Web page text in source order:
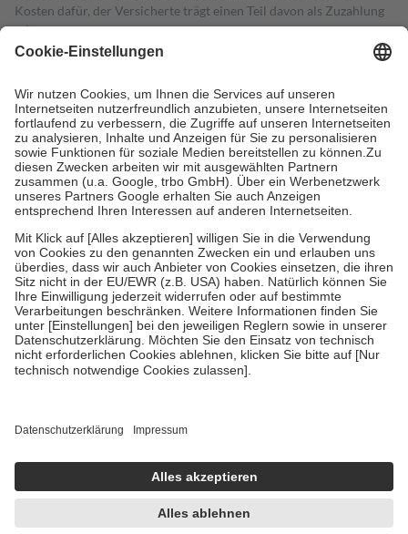
Kosten dafür, der Versicherte trägt einen Teil davon als Zuzahlung
mit.
Grundsätzlich leisten Mitglieder Zuzahlungen in Höhe von zehn
höchstens zehn Euro.
Es sind jedoch nie mehr als die tatsächlichen
Kosten der Leistung zu entrichten.
Diese Regeln gelten grundsätzlich auch für Online-Apotheken.
Bei Heilmitteln und häuslicher Krankenpflege beträgt die
Zuzahlung zehn Prozent der Kosten sowie zehn Euro je
Verordnung.
Um das Engagement der Versicherten für ihre eigene Gesundheit zu
stärken und die besondere Stellung der Familie zu unterstützen,
fallenkeine Zuzahlungenan bei:
• Kindern und Jugendlichen bis zum vollendeten 18. Lebensjahr
mit Ausnahme der Fahrkosten
• Untersuchungen zur Vorsorge und Früherkennung, die von der
GKV getragen werden
• empfohlenen Schutzimpfungen
• Harn- und Blutteststreifen
getroffen, um sicherzustellen, dass es sich um echte Bewertungen
https://help.etrusted.com/hc/de/articles/4419944605341
Einige Bilder und Inhalte wurden unter Zuhilfenahme künstlicher